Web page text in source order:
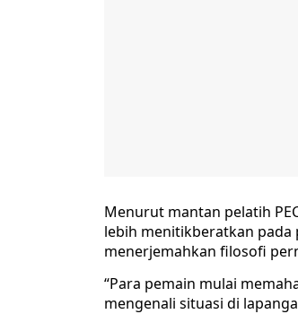
Menurut mantan pelatih
lebih menitikberatkan
menerjemahkan filosofi
“Para pemain mulai
mengenali situasi di